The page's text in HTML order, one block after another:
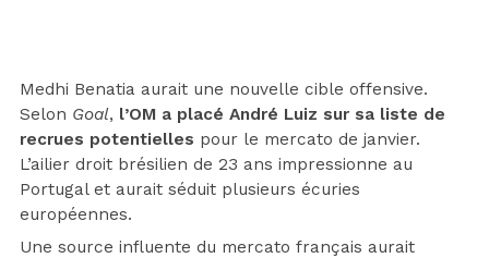
Medhi Benatia aurait une nouvelle cible offensive.
Selon Goal, l’OM a placé André Luiz sur sa liste de
recrues potentielles pour le mercato de janvier.
L’ailier droit brésilien de 23 ans impressionne au
Portugal et aurait séduit plusieurs écuries
européennes.
Une source influente du mercato français aurait